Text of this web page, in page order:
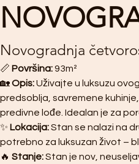
Novogradnja
📏 Površina: 93m²
🏡 Opis: Uživajte u luksuzu
predsoblja, savremene
predivne lođe. Idealan je za
✨ Lokacija: Stan se nalazi na
potrebno za luksuzan život –
🔥 Stanje: Stan je nov,